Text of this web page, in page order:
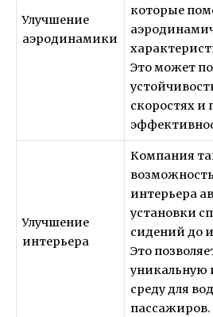
Улучшение
аэродинамики
которые
Это может
скоростях и
Улучшение
интерьера
Компания
интерьера
установки
сидений до
Это
уникальную
среду для
пассажиров.